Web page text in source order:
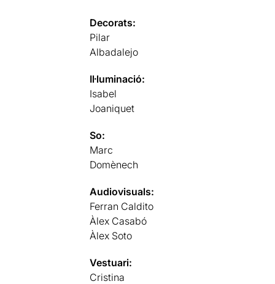
Decorats:
Pilar
Albadalejo
Il·luminació:
Isabel
Joaniquet
So:
Marc
Domènech
Audiovisuals:
Ferran Caldito
Àlex Casabó
Àlex Soto
Vestuari:
Cristina